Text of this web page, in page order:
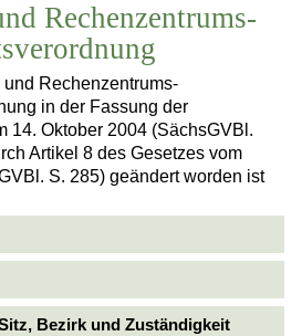
Rechenzentrums-
Rechenzentrums-
in der Fassung der
14. Oktober 2004 (SächsGVBl.
Artikel 8 des Gesetzes vom
S. 285) geändert worden ist
Bezirk und Zuständigkeit